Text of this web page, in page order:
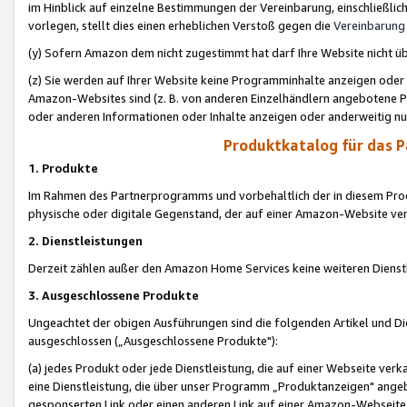
im Hinblick auf einzelne Bestimmungen der Vereinbarung,
vorlegen, stellt dies einen erheblichen Verstoß gegen die Vereinbarung
(y) Sofern Amazon dem nicht zugestimmt hat darf Ihre Website nicht
(z) Sie werden auf Ihrer Website keine Programminhalte anzeigen
Amazon-Websites sind (z. B. von anderen Einzelhändlern
oder anderen Informationen oder Inhalte anzeigen oder anderweitig
Produktkatalog für das
1. Produkte
Im Rahmen des Partnerprogramms und vorbehaltlich der in diesem
physische oder digitale Gegenstand, der auf einer Amazon-Website
2. Dienstleistungen
Derzeit zählen außer den Amazon Home Services keine weiteren
3. Ausgeschlossene Produkte
Ungeachtet der obigen Ausführungen sind die folgenden Artikel und
ausgeschlossen („Ausgeschlossene Produkte"):
(a) jedes Produkt oder jede Dienstleistung, die auf einer Webseite
eine Dienstleistung, die über unser Programm „Produktanzeigen"